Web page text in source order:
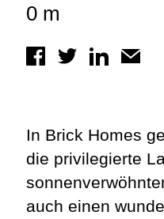
0 m
In Brick Homes
die privilegierte
auch einen